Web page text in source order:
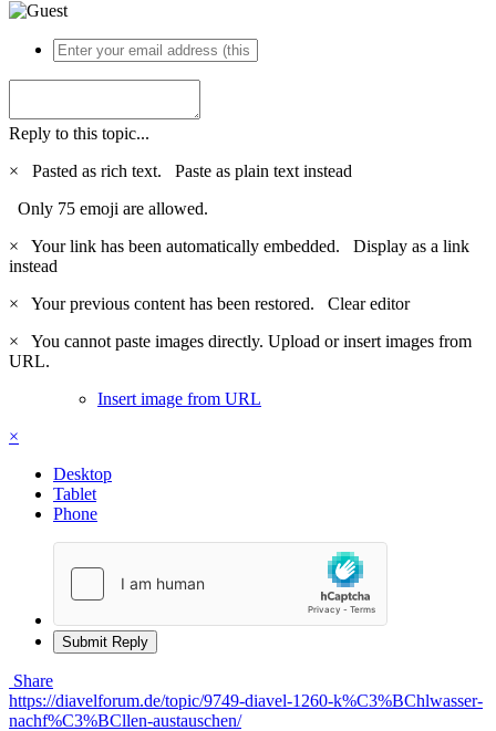
Reply to this topic...
×
Pasted as rich text. Paste as plain text instead
Only 75 emoji are allowed.
×
Your link has been automatically embedded. Display as a link
instead
×
Your previous content has been restored. Clear editor
×
You cannot paste images directly. Upload or insert images from
URL.
Insert image from URL
×
Desktop
Tablet
Phone
Submit Reply
Share
https://diavelforum.de/topic/9749-diavel-1260-k%C3%BChlwasser-
nachf%C3%BCllen-austauschen/